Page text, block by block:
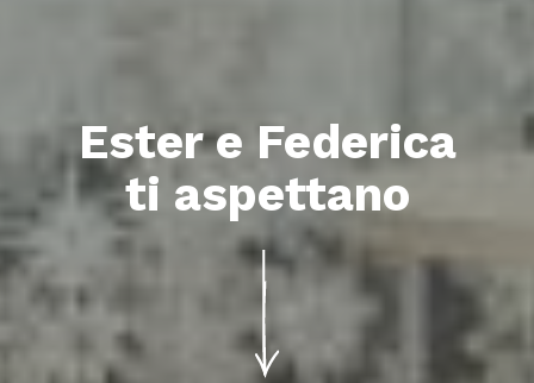
Ester e Federica
ti aspettano